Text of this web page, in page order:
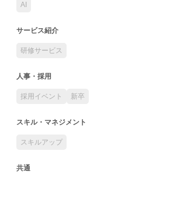
AI
サービス紹介
研修サービス
人事・採用
採用イベント 新卒
スキル・マネジメント
スキルアップ
共通